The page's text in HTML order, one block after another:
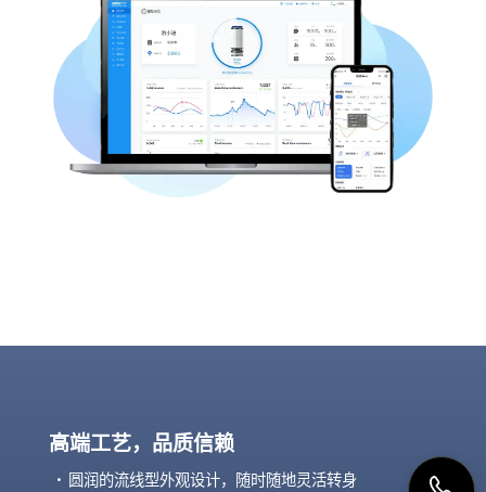
高端工艺，品质信赖
圆润的流线型外观设计，随时随地灵活转身